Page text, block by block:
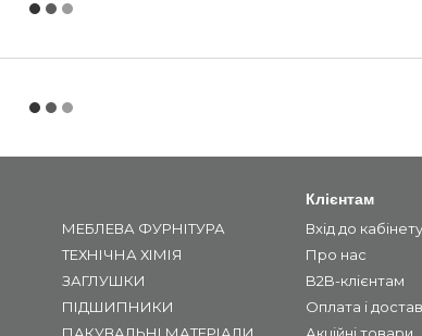
МЕБЛЕВА ФУРНІТУРА
ТЕХНІЧНА ХІМІЯ
ЗАГЛУШКИ
ПІДШИПНИКИ
Клієнтам
Вхід до кабінету
Про нас
B2B-клієнтам
Оплата і